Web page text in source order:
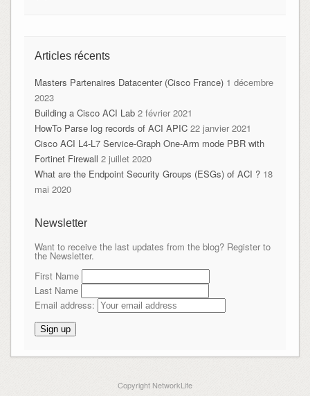
Articles récents
Masters Partenaires Datacenter (Cisco France) 1 décembre
2023
Building a Cisco ACI Lab 2 février 2021
HowTo Parse log records of ACI APIC 22 janvier 2021
Cisco ACI L4-L7 Service-Graph One-Arm mode PBR with
Fortinet Firewall 2 juillet 2020
What are the Endpoint Security Groups (ESGs) of ACI ? 18
mai 2020
Newsletter
Want to receive the last updates from the blog? Register to
the Newsletter.
First Name
Last Name
Email address:
Copyright NetworkLife